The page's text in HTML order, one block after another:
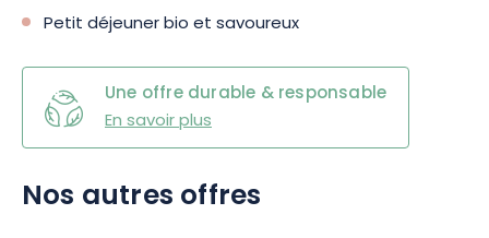
Petit déjeuner bio et savoureux
Une offre durable & responsable
En savoir plus
Nos autres offres